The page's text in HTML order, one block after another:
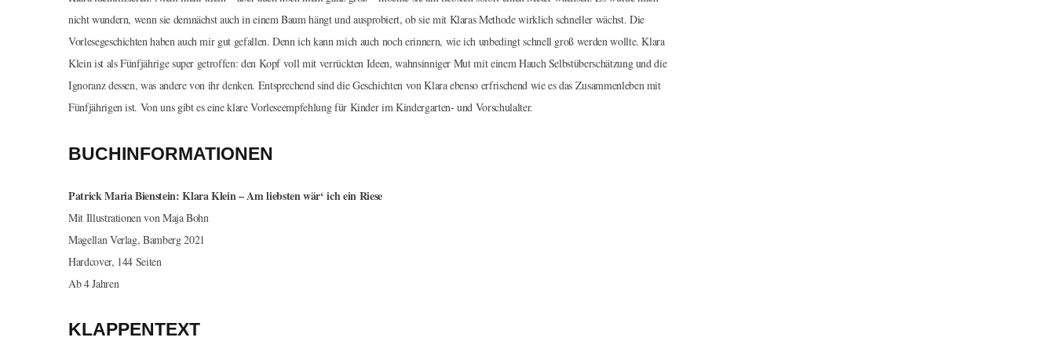
nicht wundern, wenn sie demnächst auch in einem Baum hängt und ausprobiert, ob sie mit Klaras Methode wirklich schneller wächst. Die
Vorlesegeschichten haben auch mir gut gefallen. Denn ich kann mich auch noch erinnern, wie ich unbedingt schnell groß werden wollte. Klara
Klein ist als Fünfjährige super getroffen: den Kopf voll mit verrückten Ideen, wahnsinniger Mut mit einem Hauch Selbstüberschätzung und die
Ignoranz dessen, was andere von ihr denken. Entsprechend sind die Geschichten von Klara ebenso erfrischend wie es das Zusammenleben mit
Fünfjährigen ist. Von uns gibt es eine klare Vorleseempfehlung für Kinder im Kindergarten- und Vorschulalter.
BUCHINFORMATIONEN
Patrick Maria Bienstein: Klara Klein – Am liebsten wär‘ ich ein Riese
Mit Illustrationen von Maja Bohn
Magellan Verlag, Bamberg 2021
Hardcover, 144 Seiten
Ab 4 Jahren
KLAPPENTEXT